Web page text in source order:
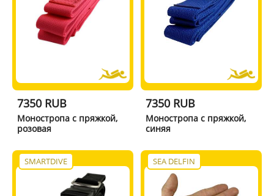
7350 RUB
Моностропа с пряжкой,
розовая
7350 RUB
Моностропа с пряжкой,
синяя
SMARTDIVE SEA DELFIN